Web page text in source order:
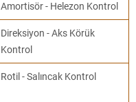
Amortisör - Helezon Kontrol
Direksiyon - Aks Körük
Kontrol
Rotil - Salıncak Kontrol